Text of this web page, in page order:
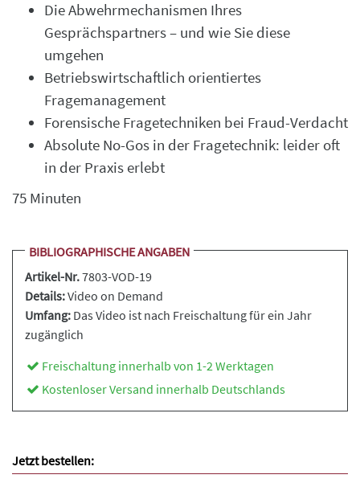
Die Abwehrmechanismen Ihres
Gesprächspartners – und wie Sie diese
umgehen
Betriebswirtschaftlich orientiertes
Fragemanagement
Forensische Fragetechniken bei Fraud-Verdacht
Absolute No-Gos in der Fragetechnik: leider oft
in der Praxis erlebt
75 Minuten
BIBLIOGRAPHISCHE ANGABEN
Artikel-Nr.7803-VOD-19
Details:Video on Demand
Umfang: Das Video ist nach Freischaltung für ein Jahr
zugänglich
Freischaltung innerhalb von 1-2 Werktagen
Kostenloser Versand innerhalb Deutschlands
Jetzt bestellen: